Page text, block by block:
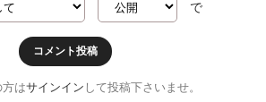
で
コメント投稿
はサインイン して投稿下さいませ。